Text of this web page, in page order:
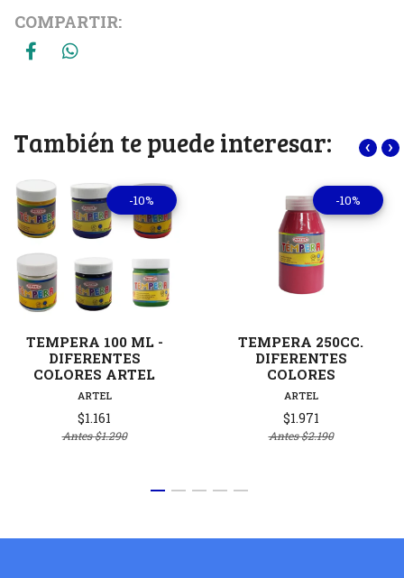
COMPARTIR:
También te puede interesar:
-10%
TEMPERA 100 ML -
DIFERENTES
COLORES ARTEL
ARTEL
$1.161
Antes$1.290
-10%
TEMPERA 250CC.
DIFERENTES
COLORES
ARTEL
$1.971
Antes$2.190
‹ ›